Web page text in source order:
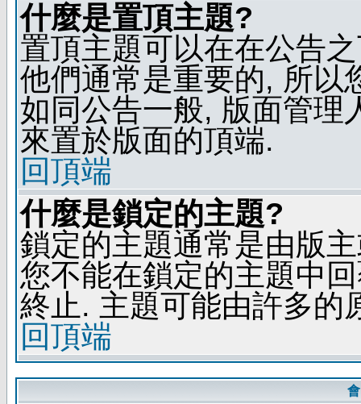
什麼是置頂主題?
置頂主題可以在在公告
他們通常是重要的, 所以
如同公告一般, 版面管理
來置於版面的頂端.
回頂端
什麼是鎖定的主題?
鎖定的主題通常是由版
您不能在鎖定的主題中
終止. 主題可能由許多的
回頂端